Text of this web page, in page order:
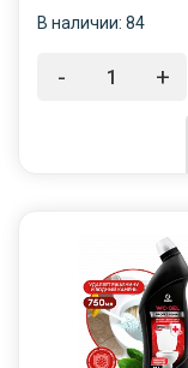
В наличии: 84
- +